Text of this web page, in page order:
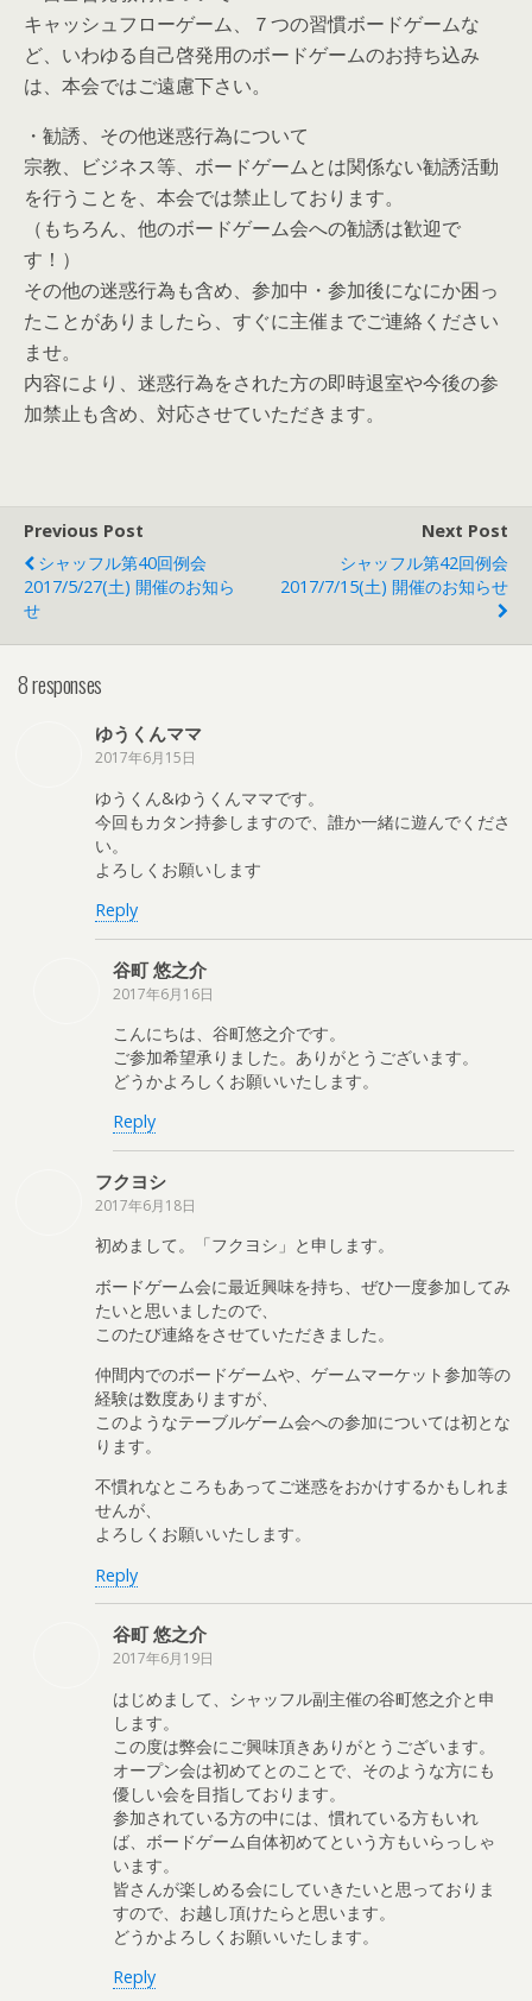
キャッシュフローゲーム、７つの習慣ボードゲームな
ど、いわゆる自己啓発用のボードゲームのお持ち込み
は、本会ではご遠慮下さい。
・勧誘、その他迷惑行為について
宗教、ビジネス等、ボードゲームとは関係ない勧誘活動
を行うことを、本会では禁止しております。
（もちろん、他のボードゲーム会への勧誘は歓迎で
す！）
その他の迷惑行為も含め、参加中・参加後になにか困っ
たことがありましたら、すぐに主催までご連絡ください
ませ。
内容により、迷惑行為をされた方の即時退室や今後の参
加禁止も含め、対応させていただきます。
Previous Post
シャッフル第40回例会
2017/5/27(土) 開催のお知ら
せ
Next Post
シャッフル第42回例会
2017/7/15(土) 開催のお知らせ
8 responses
ゆうくんママ
2017年6月15日
ゆうくん&ゆうくんママです。
今回もカタン持参しますので、誰か一緒に遊んでくださ
い。
よろしくお願いします
Reply
谷町 悠之介
2017年6月16日
こんにちは、谷町悠之介です。
ご参加希望承りました。ありがとうございます。
どうかよろしくお願いいたします。
Reply
フクヨシ
2017年6月18日
初めまして。「フクヨシ」と申します。
ボードゲーム会に最近興味を持ち、ぜひ一度参加してみ
たいと思いましたので、
このたび連絡をさせていただきました。
仲間内でのボードゲームや、ゲームマーケット参加等の
経験は数度ありますが、
このようなテーブルゲーム会への参加については初とな
ります。
不慣れなところもあってご迷惑をおかけするかもしれま
せんが、
よろしくお願いいたします。
Reply
谷町 悠之介
2017年6月19日
はじめまして、シャッフル副主催の谷町悠之介と申
します。
この度は弊会にご興味頂きありがとうございます。
オープン会は初めてとのことで、そのような方にも
優しい会を目指しております。
参加されている方の中には、慣れている方もいれ
ば、ボードゲーム自体初めてという方もいらっしゃ
います。
皆さんが楽しめる会にしていきたいと思っておりま
すので、お越し頂けたらと思います。
どうかよろしくお願いいたします。
Reply